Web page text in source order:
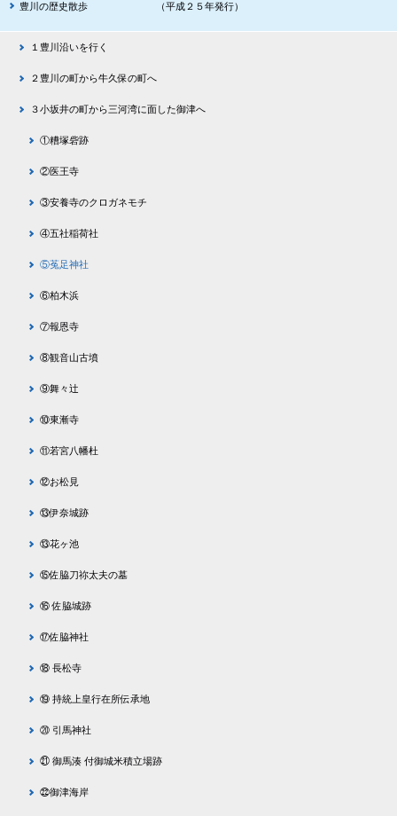
豊川の歴史散歩 （平成２５年発行）
１豊川沿いを行く
２豊川の町から牛久保の町へ
３小坂井の町から三河湾に面した御津へ
①糟塚砦跡
②医王寺
③安養寺のクロガネモチ
④五社稲荷社
⑤菟足神社
⑥柏木浜
⑦報恩寺
⑧観音山古墳
⑨舞々辻
⑩東漸寺
⑪若宮八幡杜
⑫お松見
⑬伊奈城跡
⑬花ヶ池
⑮佐脇刀祢太夫の墓
⑯ 佐脇城跡
⑰佐脇神社
⑱ 長松寺
⑲ 持統上皇行在所伝承地
⑳ 引馬神社
㉑ 御馬湊 付御城米積立場跡
㉒御津海岸